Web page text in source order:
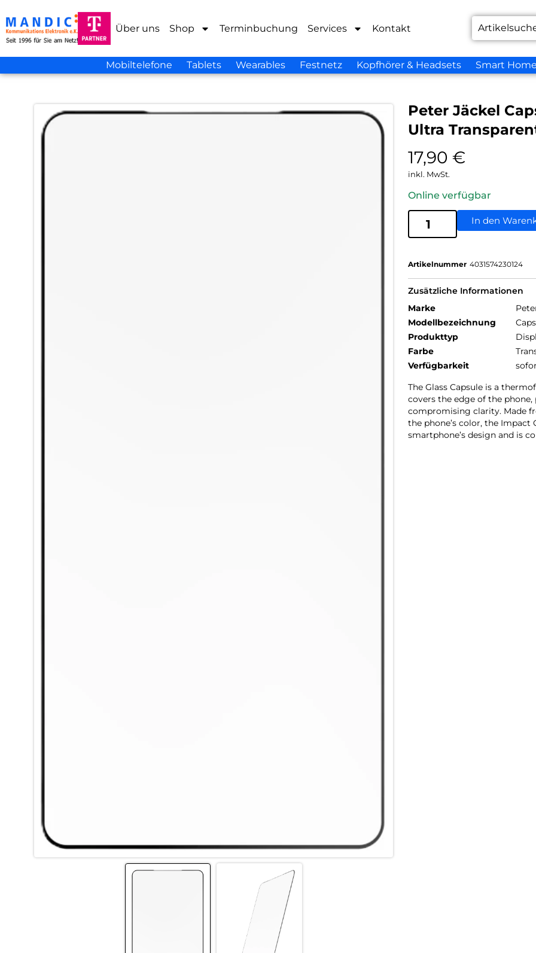
Über uns Shop Terminbuchung Services Kontakt
Mobiltelefone Tablets Wearables Festnetz Kopfhörer & Headsets Smart
Peter Jäckel
Ultra
17,90 €
inkl. MwSt.
Online verfügbar
In den
Artikelnummer 4031574230124
Zusätzliche Informationen
Marke
Modellbezeichnung
Produkttyp
Farbe
Verfügbarkeit
The Glass Capsule is a
covers the edge of the
compromising clarity. Made
the phone’s color, the Impact
smartphone’s design and is